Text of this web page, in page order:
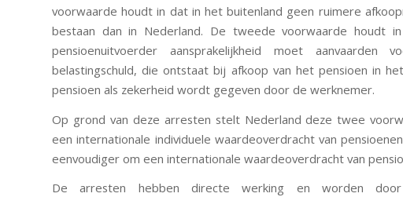
voorwaarde houdt in dat in het buitenland geen ruimere
bestaan dan in Nederland. De tweede voorwaarde houdt
pensioenuitvoerder aansprakelijkheid moet aanvaarden
belastingschuld, die ontstaat bij afkoop van het pensioen in
pensioen als zekerheid wordt gegeven door de werknemer.
Op grond van deze arresten stelt Nederland deze twee
een internationale individuele waardeoverdracht van
eenvoudiger om een internationale waardeoverdracht van
De arresten hebben directe werking en worden door